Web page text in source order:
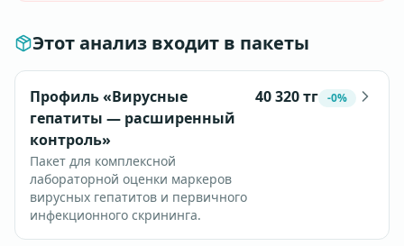
Этот анализ входит в пакеты
Профиль «Вирусные
гепатиты — расширенный
контроль»
Пакет для комплексной
лабораторной оценки маркеров
вирусных гепатитов и первичного
инфекционного скрининга.
40 320тг -0%